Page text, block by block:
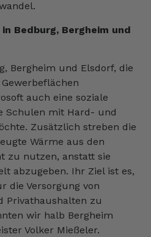
Bedburg, Bergheim und
Bergheim und Elsdorf, die
auch eine soziale
Schulen mit Hard- und
Zusätzlich streben die
Wärme aus den
zu nutzen, anstatt sie
abzugeben. Ihr Ziel ist es,
die Versorgung von
Privathaushalten zu
wir halb Bergheim
Volker Mießeler.